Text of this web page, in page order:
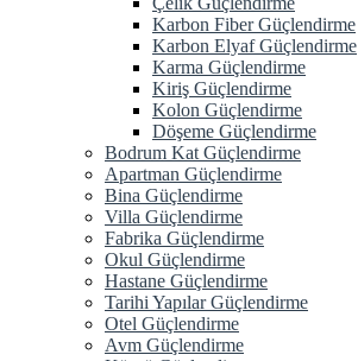
Karbon Fiber Güçlendirme
Karbon Elyaf Güçlendirme
Karma Güçlendirme
Kiriş Güçlendirme
Kolon Güçlendirme
Döşeme Güçlendirme
Bodrum Kat Güçlendirme
Apartman Güçlendirme
Bina Güçlendirme
Villa Güçlendirme
Fabrika Güçlendirme
Okul Güçlendirme
Hastane Güçlendirme
Tarihi Yapılar Güçlendirme
Otel Güçlendirme
Avm Güçlendirme